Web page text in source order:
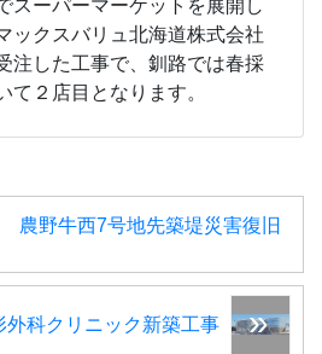
スーパーマーケットを展開し
ックスバリュ北海道株式会社
注した工事で、釧路では春採
て２店目となります。
農野牛西7号地先築堤災害復旧
外科クリニック新築工事